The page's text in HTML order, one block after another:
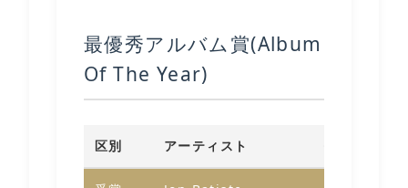
最優秀アルバム賞(Album
Of The Year)
区別 アーティスト